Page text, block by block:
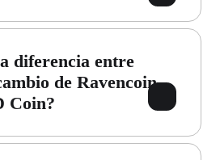
diferencia entre
de Ravencoin
Coin?